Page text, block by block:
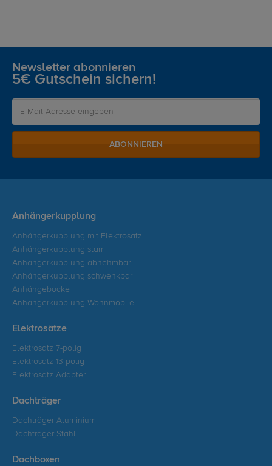
Newsletter abonnieren
5€ Gutschein sichern!
ABONNIEREN
Anhängerkupplung
Anhängerkupplung mit Elektrosatz
Anhängerkupplung starr
Anhängerkupplung abnehmbar
Anhängerkupplung schwenkbar
Anhängeböcke
Anhängerkupplung Wohnmobile
Elektrosätze
Elektrosatz 7-polig
Elektrosatz 13-polig
Elektrosatz Adapter
Dachträger
Dachträger Aluminium
Dachträger Stahl
Dachboxen